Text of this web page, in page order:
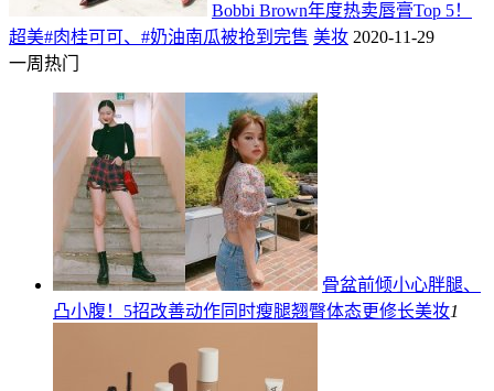
Bobbi Brown年度热卖唇膏Top 5！
超美#肉桂可可、#奶油南瓜被抢到完售 美妆 2020-11-29
一周热门
骨盆前倾小心胖腿、
凸小腹！5招改善动作同时瘦腿翘臀体态更修长美妆1